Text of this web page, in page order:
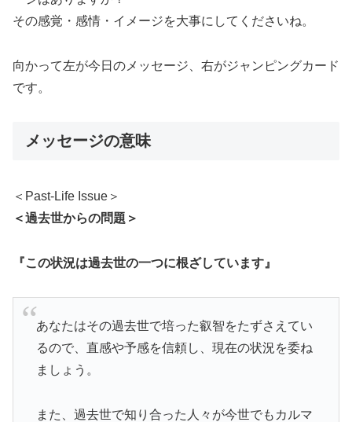
その感覚・感情・イメージを大事にしてくださいね。
向かって左が今日のメッセージ、右がジャンピングカード
です。
メッセージの意味
＜Past-Life Issue＞
＜過去世からの問題＞
『この状況は過去世の一つに根ざしています』
あなたはその過去世で培った叡智をたずさえてい
るので、直感や予感を信頼し、現在の状況を委ね
ましょう。
また、過去世で知り合った人々が今世でもカルマ